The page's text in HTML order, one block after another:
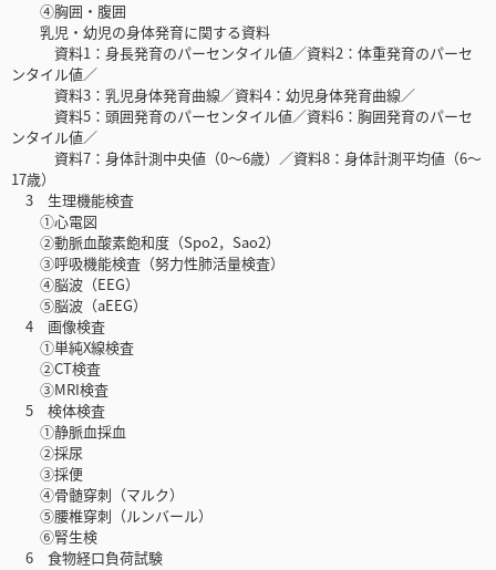
④胸囲・腹囲
乳児・幼児の身体発育に関する資料
資料1：身長発育のパーセンタイル値／資料2：体重発育のパーセ
ンタイル値／
資料3：乳児身体発育曲線／資料4：幼児身体発育曲線／
資料5：頭囲発育のパーセンタイル値／資料6：胸囲発育のパーセ
ンタイル値／
資料7：身体計測中央値（0～6歳）／資料8：身体計測平均値（6～
17歳）
3 生理機能検査
①心電図
②動脈血酸素飽和度（Spo2，Sao2）
③呼吸機能検査（努力性肺活量検査）
④脳波（EEG）
⑤脳波（aEEG）
4 画像検査
①単純X線検査
②CT検査
③MRI検査
5 検体検査
①静脈血採血
②採尿
③採便
④骨髄穿刺（マルク）
⑤腰椎穿刺（ルンバール）
⑥腎生検
6 食物経口負荷試験